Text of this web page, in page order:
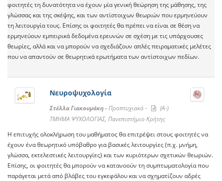
φοιτητές τη δυνατότητα να έχουν μία γενική θεώρηση της μάθησης, της
γλώσσας και της σκέψης, και των αντίστοιχων θεωριών που ερμηνεύουν
τη λειτουργία τους. Επίσης οι φοιτητές θα πρέπει να είναι σε θέση να
ερμηνεύουν εμπειρικά δεδομένα ερευνών σε σχέση με τις υπάρχουσες
θεωρίες, αλλά και να μπορούν να σχεδιάζουν απλές πειραματικές μελέτες
που να απαντούν σε θεωρητικά ερωτήματα των αντίστοιχων πεδίων.
Νευροψυχολογία
Στέλλα Γιακουμάκη -Προπτυχιακό -
(A-)
ΤΜΗΜΑ ΨΥΧΟΛΟΓΙΑΣ, Πανεπιστήμιο Κρήτης
Η επιτυχής ολοκλήρωση του μαθήματος θα επιτρέψει στους φοιτητές να
έχουν ένα θεωρητικό υπόβαθρο για βασικές λειτουργίες (π.χ. μνήμη,
γλώσσα, εκτελεστικές λειτουργίες) και των κυριότερων σχετικών θεωριών.
Επίσης, οι φοιτητές θα μπορούν να κατανοούν τη συμπτωματολογία που
παράγεται μετά από βλάβες του εγκεφάλου και να σχηματίζουν αδρές